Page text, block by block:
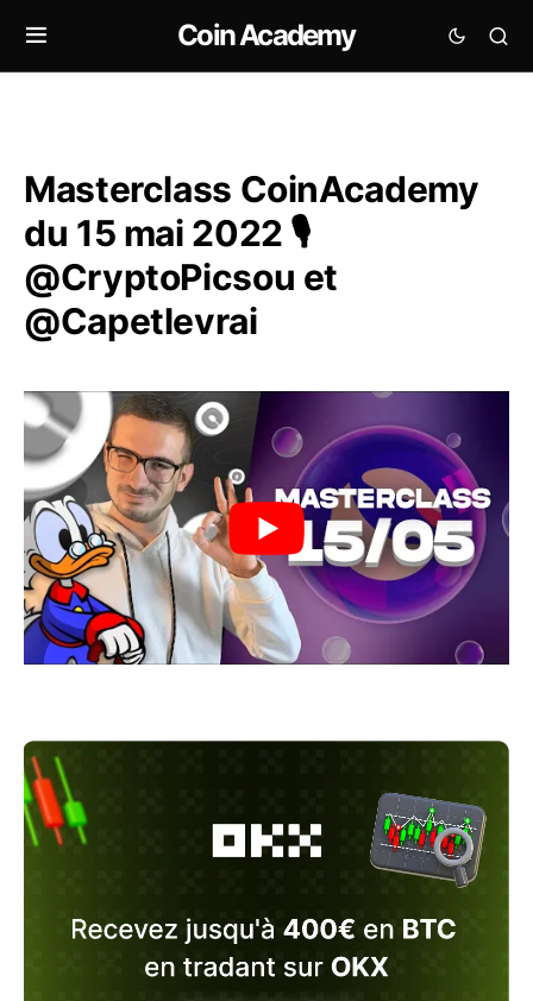
Coin Academy
Masterclass CoinAcademy
du 15 mai 2022 🎙️
@CryptoPicsou et
@Capetlevrai